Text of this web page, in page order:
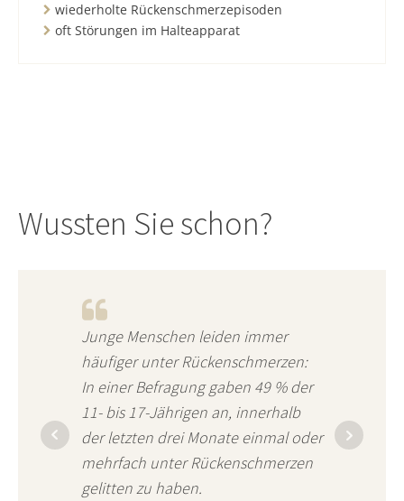
wiederholte Rückenschmerzepisoden
oft Störungen im Halteapparat
Wussten Sie schon?
Junge Menschen leiden immer
häufiger unter Rückenschmerzen:
In einer Befragung gaben 49 % der
11- bis 17-Jährigen an, innerhalb
der letzten drei Monate einmal oder
mehrfach unter Rückenschmerzen
gelitten zu haben.